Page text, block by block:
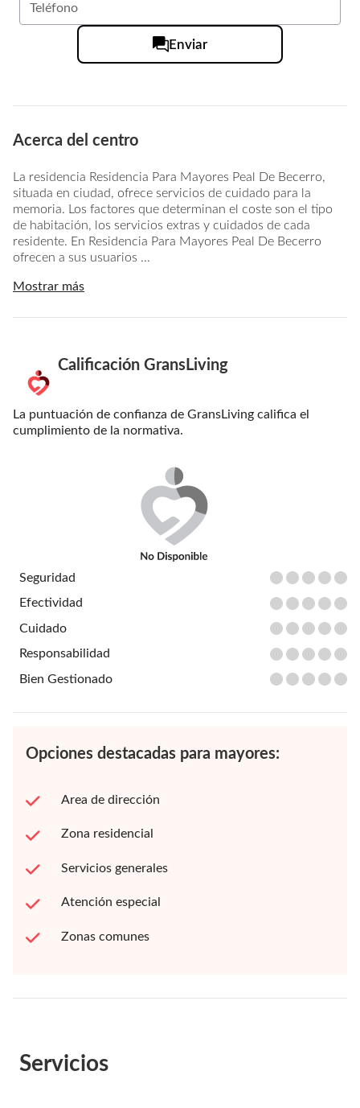
Enviar
Acerca del centro
La residencia Residencia Para Mayores Peal De Becerro,
situada en ciudad, ofrece servicios de cuidado para la
memoria. Los factores que determinan el coste son el tipo
de habitación, los servicios extras y cuidados de cada
residente. En Residencia Para Mayores Peal De Becerro
ofrecen a sus usuarios ...
Mostrar más
Calificación GransLiving
La puntuación de confianza de GransLiving califica el
cumplimiento de la normativa.
Seguridad
Efectividad
Cuidado
Responsabilidad
Bien Gestionado
Opciones destacadas para mayores:
Area de dirección
Zona residencial
Servicios generales
Atención especial
Zonas comunes
Servicios